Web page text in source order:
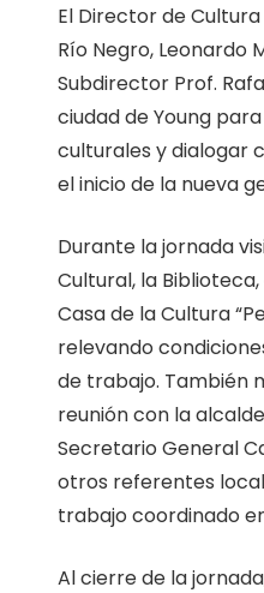
El Director de
Río Negro, Leonardo
Subdirector Prof.
ciudad de Young
culturales y dialogar
el inicio de la nueva
Durante la jornada
Cultural, la
Casa de la Cultura
relevando
de trabajo. También
reunión con la
Secretario General
otros referentes
trabajo coordinado
Al cierre de la